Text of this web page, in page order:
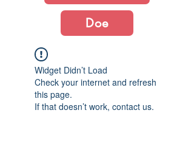
Doe
Widget Didn’t Load
Check your internet and refresh
this page.
If that doesn’t work, contact us.